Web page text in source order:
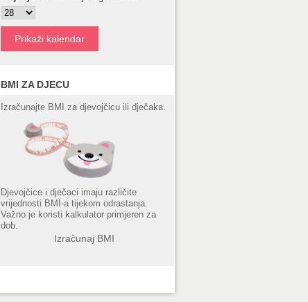
BMI ZA DJECU
Izračunajte BMI za djevojčicu ili dječaka.
Djevojčice i dječaci imaju različite
vrijednosti BMI-a tijekom odrastanja.
Važno je koristi kalkulator primjeren za
dob.
Izračunaj BMI